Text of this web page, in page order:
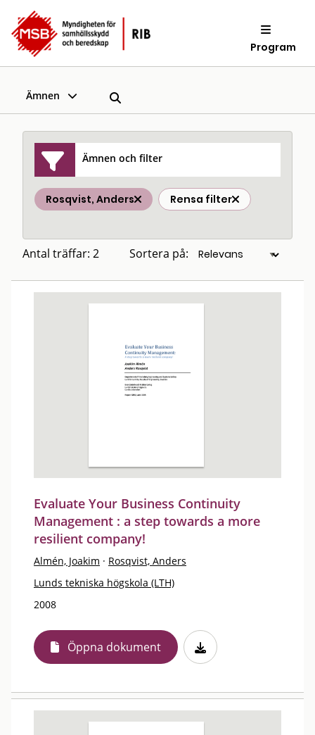
Program
Ämnen
Ämnen och filter
Rosqvist, Anders Rensa filter
Antal träffar: 2 Sortera på:
Evaluate Your Business Continuity
Management : a step towards a more
resilient company!
Almén, Joakim · Rosqvist, Anders
Lunds tekniska högskola (LTH)
2008
Öppna dokument